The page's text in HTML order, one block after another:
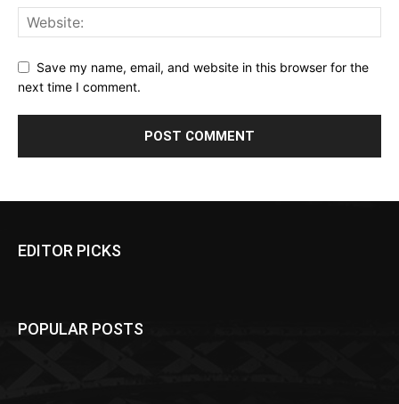
Save my name, email, and website in this browser for the
next time I comment.
EDITOR PICKS
POPULAR POSTS